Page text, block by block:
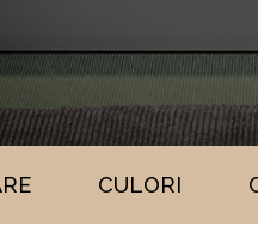
CULORI